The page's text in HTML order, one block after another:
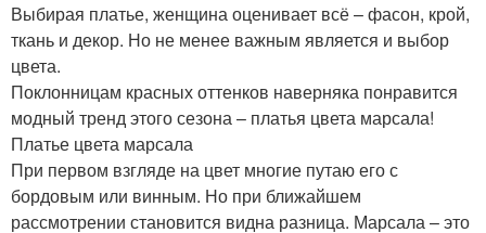
Выбирая платье, женщина оценивает всё – фасон, крой,
ткань и декор. Но не менее важным является и выбор
цвета.
Поклонницам красных оттенков наверняка понравится
модный тренд этого сезона – платья цвета марсала!
Платье цвета марсала
При первом взгляде на цвет многие путаю его с
бордовым или винным. Но при ближайшем
рассмотрении становится видна разница. Марсала – это